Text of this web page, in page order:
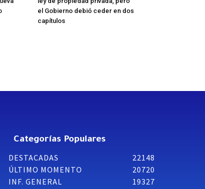
el Gobierno debió ceder en dos
capítulos
Categorías Populares
DESTACADAS
22148
ÚLTIMO MOMENTO
20720
INF. GENERAL
19327